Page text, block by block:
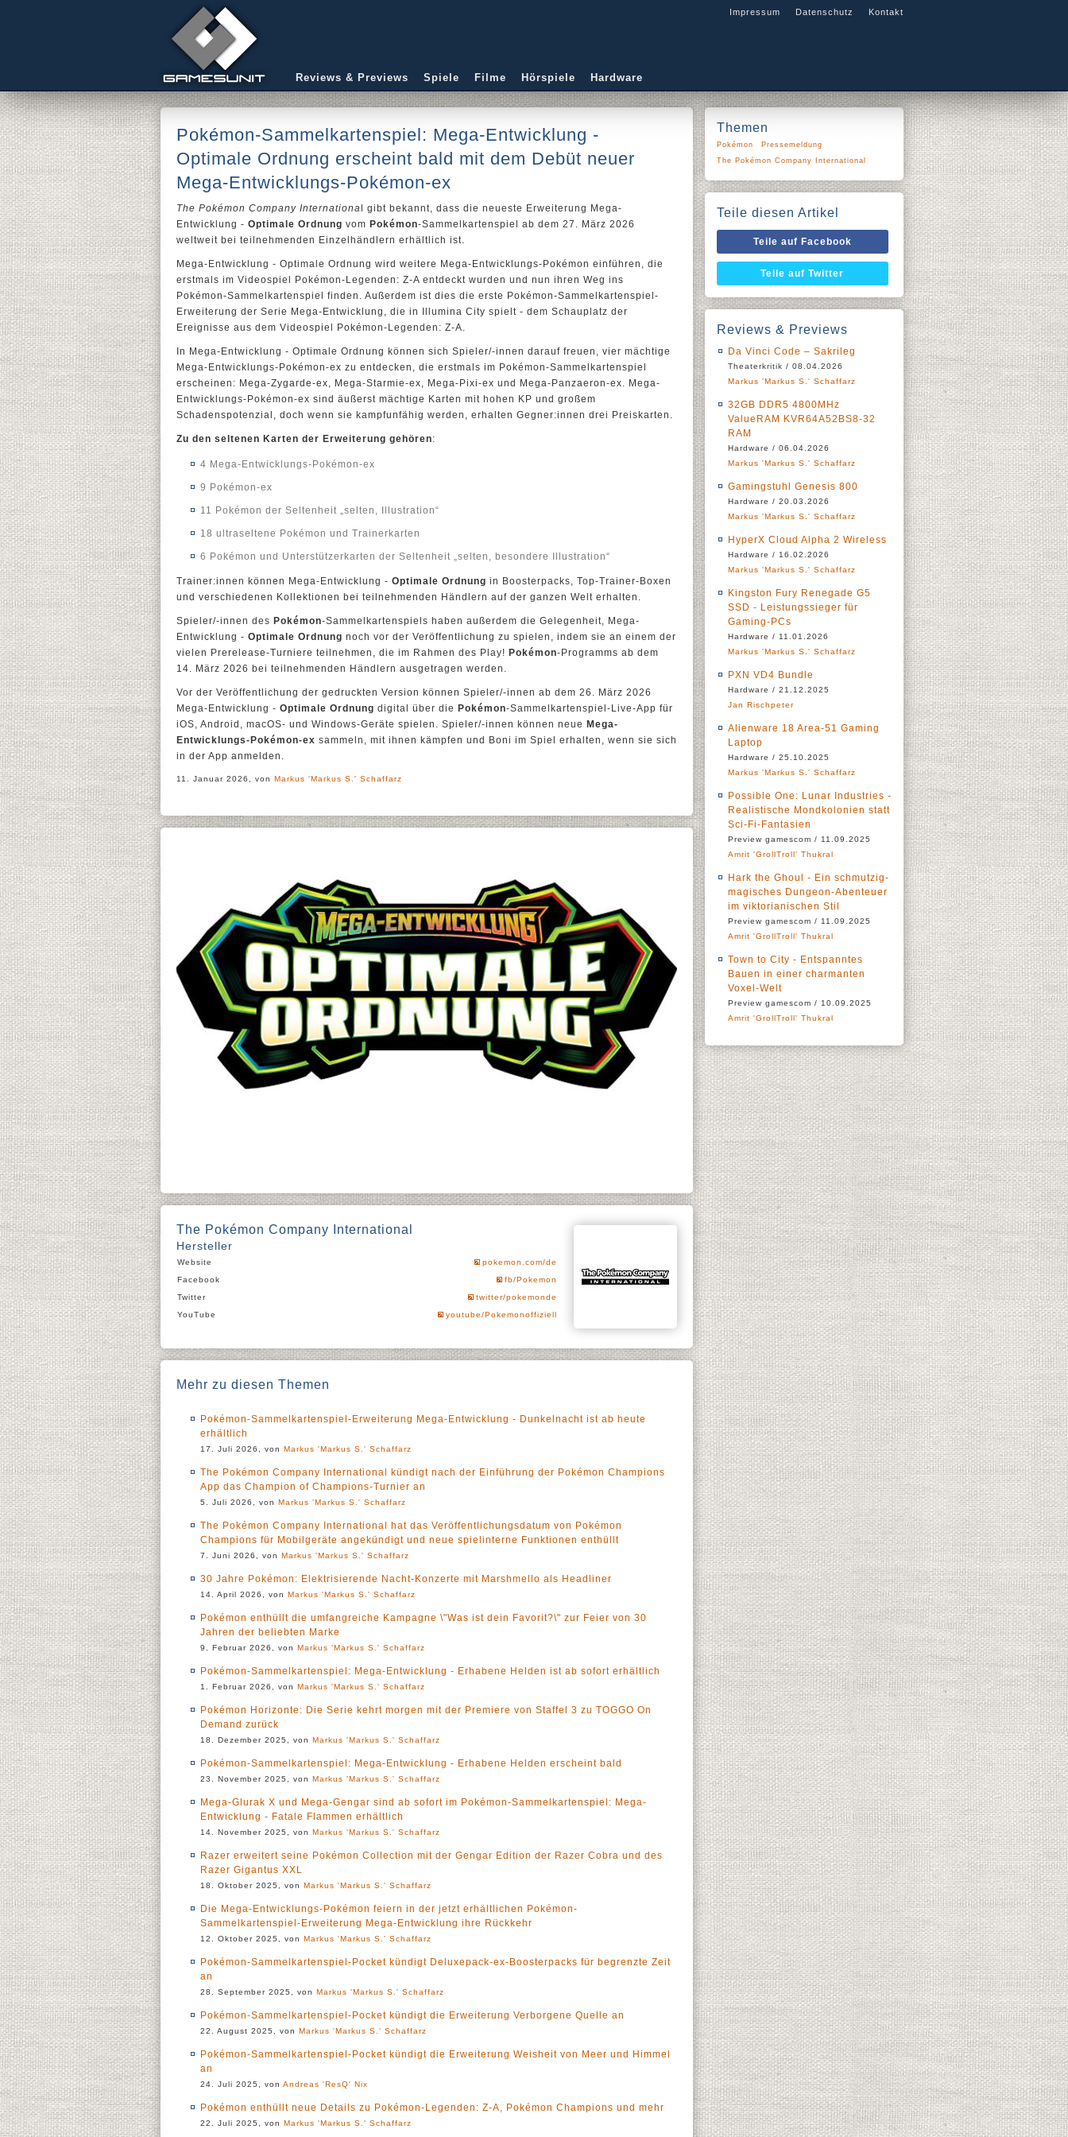
Impressum Datenschutz Kontakt
Reviews & Previews Spiele Filme Hörspiele Hardware
Pokémon-Sammelkartenspiel: Mega-Entwicklung -
Optimale Ordnung erscheint bald mit dem Debüt neuer
Mega-Entwicklungs-Pokémon-ex
The Pokémon Company Internationa l gibt bekannt, dass die neueste Erweiterung Mega-
Entwicklung - Optimale Ordnung vom Pokémon-Sammelkartenspiel ab dem 27. März 2026
weltweit bei teilnehmenden Einzelhändlern erhältlich ist.
Mega-Entwicklung - Optimale Ordnung wird weitere Mega-Entwicklungs-Pokémon einführen, die
erstmals im Videospiel Pokémon-Legenden: Z-A entdeckt wurden und nun ihren Weg ins
Pokémon-Sammelkartenspiel finden. Außerdem ist dies die erste Pokémon-Sammelkartenspiel-
Erweiterung der Serie Mega-Entwicklung, die in Illumina City spielt - dem Schauplatz der
Ereignisse aus dem Videospiel Pokémon-Legenden: Z-A.
In Mega-Entwicklung - Optimale Ordnung können sich Spieler/-innen darauf freuen, vier mächtige
Mega-Entwicklungs-Pokémon-ex zu entdecken, die erstmals im Pokémon-Sammelkartenspiel
erscheinen: Mega-Zygarde-ex, Mega-Starmie-ex, Mega-Pixi-ex und Mega-Panzaeron-ex. Mega-
Entwicklungs-Pokémon-ex sind äußerst mächtige Karten mit hohen KP und großem
Schadenspotenzial, doch wenn sie kampfunfähig werden, erhalten Gegner:innen drei Preiskarten.
Zu den seltenen Karten der Erweiterung gehören:
4 Mega-Entwicklungs-Pokémon-ex
9 Pokémon-ex
11 Pokémon der Seltenheit „selten, Illustration“
18 ultraseltene Pokémon und Trainerkarten
6 Pokémon und Unterstützerkarten der Seltenheit „selten, besondere Illustration“
Trainer:innen können Mega-Entwicklung - Optimale Ordnung in Boosterpacks, Top-Trainer-Boxen
und verschiedenen Kollektionen bei teilnehmenden Händlern auf der ganzen Welt erhalten.
Spieler/-innen des Pokémon-Sammelkartenspiels haben außerdem die Gelegenheit, Mega-
Entwicklung - Optimale Ordnung noch vor der Veröffentlichung zu spielen, indem sie an einem der
vielen Prerelease-Turniere teilnehmen, die im Rahmen des Play! Pokémon-Programms ab dem
14. März 2026 bei teilnehmenden Händlern ausgetragen werden.
Vor der Veröffentlichung der gedruckten Version können Spieler/-innen ab dem 26. März 2026
Mega-Entwicklung - Optimale Ordnung digital über die Pokémon-Sammelkartenspiel-Live-App für
iOS, Android, macOS- und Windows-Geräte spielen. Spieler/-innen können neue Mega-
Entwicklungs-Pokémon-ex sammeln, mit ihnen kämpfen und Boni im Spiel erhalten, wenn sie sich
in der App anmelden.
11. Januar 2026, von Markus 'Markus S.' Schaffarz
The Pokémon Company International
Hersteller
Website
pokemon.com/de
Facebook
fb/Pokemon
Twitter
twitter/pokemonde
YouTube
youtube/Pokemonoffiziell
Mehr zu diesen Themen
Pokémon-Sammelkartenspiel-Erweiterung Mega-Entwicklung - Dunkelnacht ist ab heute
erhältlich
17. Juli 2026, von Markus 'Markus S.' Schaffarz
The Pokémon Company International kündigt nach der Einführung der Pokémon Champions
App das Champion of Champions-Turnier an
5. Juli 2026, von Markus 'Markus S.' Schaffarz
The Pokémon Company International hat das Veröffentlichungsdatum von Pokémon
Champions für Mobilgeräte angekündigt und neue spielinterne Funktionen enthüllt
7. Juni 2026, von Markus 'Markus S.' Schaffarz
30 Jahre Pokémon: Elektrisierende Nacht-Konzerte mit Marshmello als Headliner
14. April 2026, von Markus 'Markus S.' Schaffarz
Pokémon enthüllt die umfangreiche Kampagne \"Was ist dein Favorit?\" zur Feier von 30
Jahren der beliebten Marke
9. Februar 2026, von Markus 'Markus S.' Schaffarz
Pokémon-Sammelkartenspiel: Mega-Entwicklung - Erhabene Helden ist ab sofort erhältlich
1. Februar 2026, von Markus 'Markus S.' Schaffarz
Pokémon Horizonte: Die Serie kehrt morgen mit der Premiere von Staffel 3 zu TOGGO On
Demand zurück
18. Dezember 2025, von Markus 'Markus S.' Schaffarz
Pokémon-Sammelkartenspiel: Mega-Entwicklung - Erhabene Helden erscheint bald
23. November 2025, von Markus 'Markus S.' Schaffarz
Mega-Glurak X und Mega-Gengar sind ab sofort im Pokémon-Sammelkartenspiel: Mega-
Entwicklung - Fatale Flammen erhältlich
14. November 2025, von Markus 'Markus S.' Schaffarz
Razer erweitert seine Pokémon Collection mit der Gengar Edition der Razer Cobra und des
Razer Gigantus XXL
18. Oktober 2025, von Markus 'Markus S.' Schaffarz
Die Mega-Entwicklungs-Pokémon feiern in der jetzt erhältlichen Pokémon-
Sammelkartenspiel-Erweiterung Mega-Entwicklung ihre Rückkehr
12. Oktober 2025, von Markus 'Markus S.' Schaffarz
Pokémon-Sammelkartenspiel-Pocket kündigt Deluxepack-ex-Boosterpacks für begrenzte Zeit
an
28. September 2025, von Markus 'Markus S.' Schaffarz
Pokémon-Sammelkartenspiel-Pocket kündigt die Erweiterung Verborgene Quelle an
22. August 2025, von Markus 'Markus S.' Schaffarz
Pokémon-Sammelkartenspiel-Pocket kündigt die Erweiterung Weisheit von Meer und Himmel
an
24. Juli 2025, von Andreas 'ResQ' Nix
Pokémon enthüllt neue Details zu Pokémon-Legenden: Z-A, Pokémon Champions und mehr
22. Juli 2025, von Markus 'Markus S.' Schaffarz
Themen
Pokémon
Pressemeldung
The Pokémon Company International
Teile diesen Artikel
Teile auf Facebook
Teile auf Twitter
Reviews & Previews
Da Vinci Code – Sakrileg
Theaterkritik / 08.04.2026
Markus 'Markus S.' Schaffarz
32GB DDR5 4800MHz
ValueRAM KVR64A52BS8-32
RAM
Hardware / 06.04.2026
Markus 'Markus S.' Schaffarz
Gamingstuhl Genesis 800
Hardware / 20.03.2026
Markus 'Markus S.' Schaffarz
HyperX Cloud Alpha 2 Wireless
Hardware / 16.02.2026
Markus 'Markus S.' Schaffarz
Kingston Fury Renegade G5
SSD - Leistungssieger für
Gaming-PCs
Hardware / 11.01.2026
Markus 'Markus S.' Schaffarz
PXN VD4 Bundle
Hardware / 21.12.2025
Jan Rischpeter
Alienware 18 Area-51 Gaming
Laptop
Hardware / 25.10.2025
Markus 'Markus S.' Schaffarz
Possible One: Lunar Industries -
Realistische Mondkolonien statt
Sci-Fi-Fantasien
Preview gamescom / 11.09.2025
Amrit 'GrollTroll' Thukral
Hark the Ghoul - Ein schmutzig-
magisches Dungeon-Abenteuer
im viktorianischen Stil
Preview gamescom / 11.09.2025
Amrit 'GrollTroll' Thukral
Town to City - Entspanntes
Bauen in einer charmanten
Voxel-Welt
Preview gamescom / 10.09.2025
Amrit 'GrollTroll' Thukral